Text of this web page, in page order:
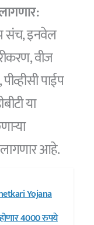
संच, इनवेल
वीज
पाईप
या
आहे.
Yojana
4000 रुपये